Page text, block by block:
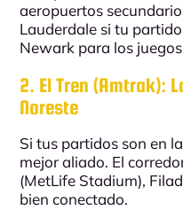
aeropuertos
Lauderdale si tu partido
Newark para los
2. El Tren (Amtrak):
Noreste
Si tus partidos son en
mejor aliado. El
(MetLife Stadium),
bien conectado.